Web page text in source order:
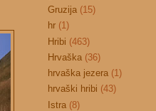
Gruzija (15)
hr (1)
Hribi (463)
Hrvaška (36)
hrvaška jezera (1)
hrvaški hribi (43)
Istra (8)